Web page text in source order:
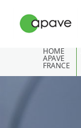
HOME
APAVE
FRANCE